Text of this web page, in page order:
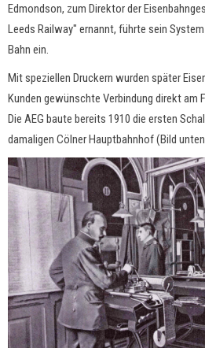
Edmondson, zum Direktor der
Leeds Railway" ernannt, führte sein
Bahn ein.
Mit speziellen Druckern wurden später
Kunden gewünschte Verbindung direkt am
Die AEG baute bereits 1910 die ersten
damaligen Cölner Hauptbahnhof (Bild